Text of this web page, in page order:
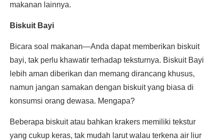
makanan lainnya.
Biskuit Bayi
Bicara soal makanan—Anda dapat memberikan biskuit
bayi, tak perlu khawatir terhadap teksturnya. Biskuit Bayi
lebih aman diberikan dan memang dirancang khusus,
namun jangan samakan dengan biskuit yang biasa di
konsumsi orang dewasa. Mengapa?
Beberapa biskuit atau bahkan krakers memiliki tekstur
yang cukup keras, tak mudah larut walau terkena air liur